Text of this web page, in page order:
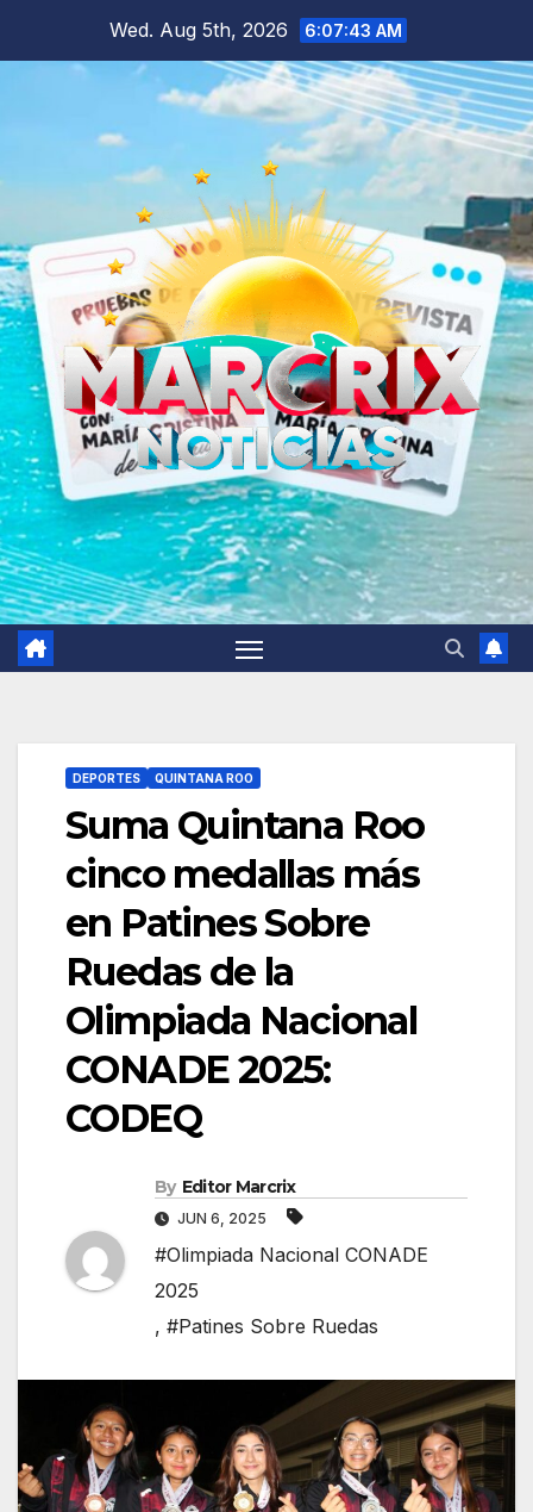
Wed. Aug 5th, 2026 6:07:44 AM
DEPORTES QUINTANA ROO
Suma Quintana Roo
cinco medallas más
en Patines Sobre
Ruedas de la
Olimpiada Nacional
CONADE 2025:
CODEQ
By Editor Marcrix
JUN 6, 2025
#Olimpiada Nacional CONADE
2025
, #Patines Sobre Ruedas